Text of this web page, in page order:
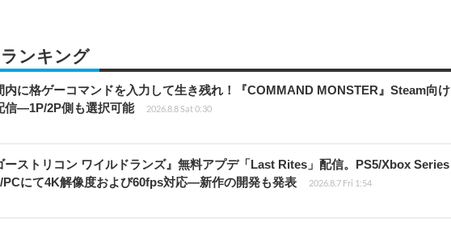
ンキング
内に格ゲーコマンドを入力して生き残れ！『COMMAND MONSTER』Steam向け
信―1P/2P側も選択可能
2026.8.8 Sat 0:30
ーストリコン ワイルドランズ』無料アプデ「Last Rites」配信。PS5/Xbox Series
PCにて4K解像度および60fps対応―新作の開発も発表
2026.8.7 Fri 1:54